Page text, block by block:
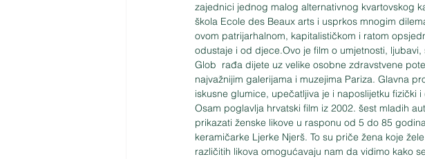
zajednici jednog malog alternativnog kvartovskog
škola Ecole des Beaux arts i usprkos mnogim
ovom patrijarhalnom, kapitalističkom i ratom
odustaje i od djece.Ovo je film o umjetnosti,
Glob  rađa dijete uz velike osobne zdravstvene
najvažnijim galerijama i muzejima Pariza. Glavna
iskusne glumice, upečatljiva je i naposlijetku fizički
Osam poglavlja hrvatski film iz 2002. šest mladih
prikazati ženske likove u rasponu od 5 do 85
keramičarke Ljerke Njerš. To su priče žena koje
različitih likova omogućavaju nam da vidimo kako